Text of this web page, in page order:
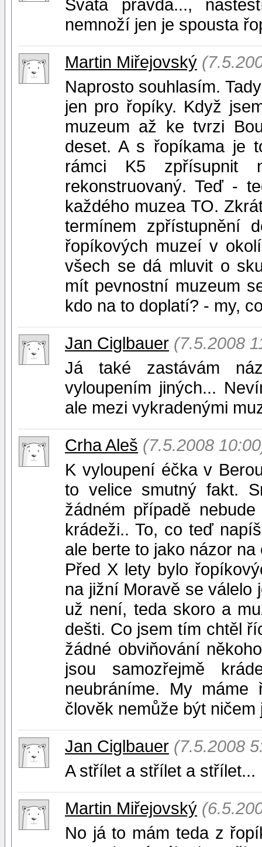
Svatá pravda...,
nemnoží jen je spousta
Martin Miřejovský
Naprosto souhlasím.
jen pro řopíky. Když
muzeum až ke tvrzi
deset. A s řopíkama je
rámci K5 zpřísupnit
rekonstruovaný. Teď -
každého muzea TO.
termínem zpřístupnění
řopíkových muzeí v
všech se dá mluvit o
mít pevnostní muzeum
kdo na to doplatí? - my,
Jan Ciglbauer (7.5.2008
Já také zastávám
vyloupením jiných...
ale mezi vykradenými
Crha Aleš (7.5.2008
K vyloupení éčka v
to velice smutný fakt.
žádném případě
krádeži.. To, co teď
ale berte to jako názor
Před X lety bylo
na jižní Moravě se válelo
už není, teda skoro a
dešti. Co jsem tím chtěl
žádné obviňování
jsou samozřejmě
neubráníme. My
člověk nemůže být ničem
Jan Ciglbauer (7.5.2008
A střílet a střílet a střílet...
Martin Miřejovský
No já to mám teda z